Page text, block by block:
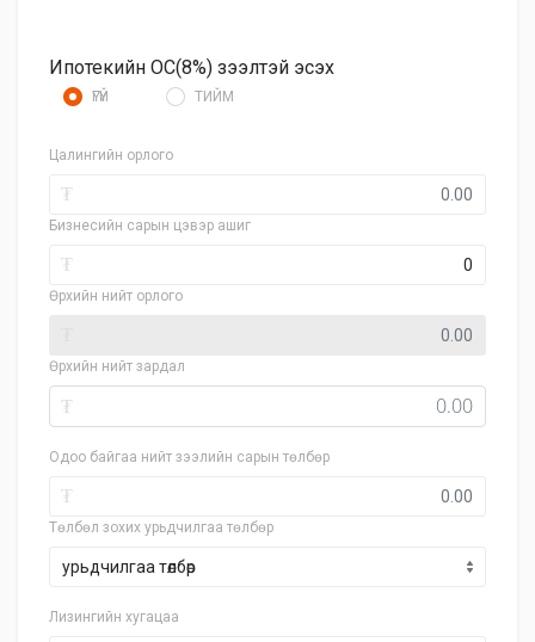
Ипотекийн ОС(8%) зээлтэй эсэх
ҮГҮЙ ТИЙМ
Цалингийн орлого
₮
Бизнесийн сарын цэвэр ашиг
₮
Өрхийн нийт орлого
Өрхийн нийт зардал
₮
Одоо байгаа нийт зээлийн сарын төлбөр
₮
Төлбөл зохих урьдчилгаа төлбөр
Лизингийн хугацаа